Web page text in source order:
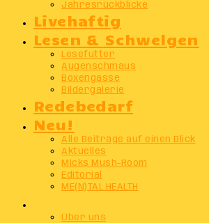
Jahresrückblicke
Livehaftig
Lesen & Schwelgen
Lesefutter
Augenschmaus
Boxengasse
Bildergalerie
Redebedarf
Neu!
Alle Beiträge auf einen Blick
Aktuelles
Micks Mush-Room
Editorial
ME(N)TAL HEALTH
Über uns